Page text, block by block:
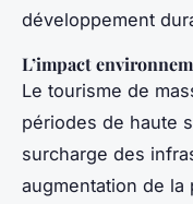
développement
L’impact
Le tourisme de
périodes de haute
surcharge des
augmentation de